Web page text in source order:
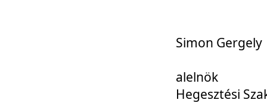
Simon Gergely
alelnök
Hegesztési